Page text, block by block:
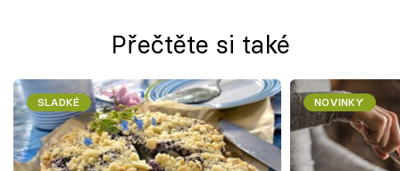
Přečtěte si také
SLADKÉ NOVINKY